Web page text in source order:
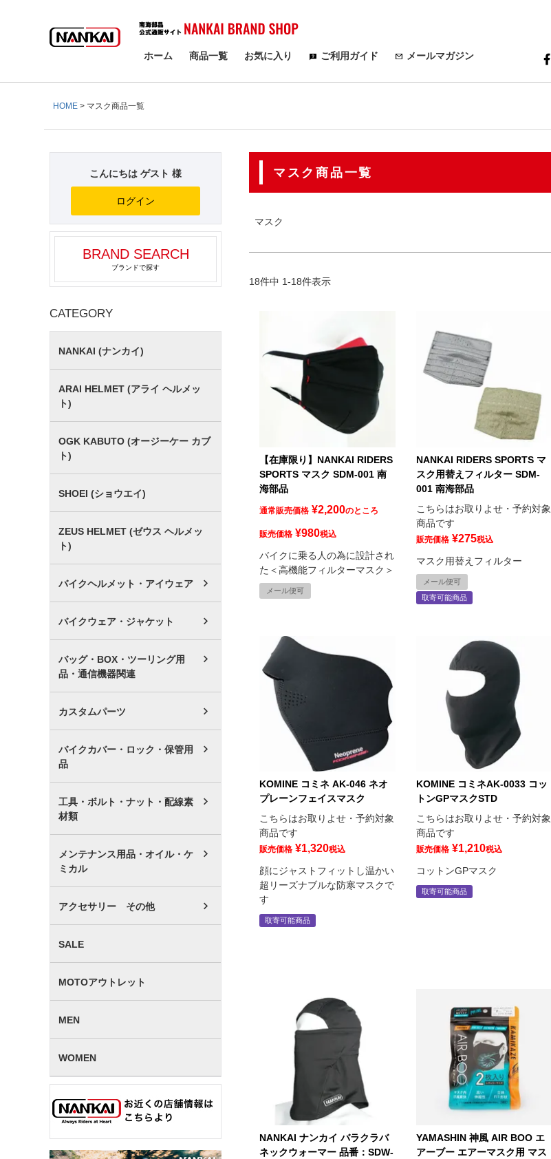
検索
ホーム 商品一覧 お気に入り ご利用ガイド メールマガジン
HOME マスク商品一覧
こんにちは ゲスト 様
ログイン
BRAND SEARCH
ブランドで探す
CATEGORY
NANKAI (ナンカイ)
ARAI HELMET (アライ ヘルメッ
ト)
OGK KABUTO (オージーケー カブ
ト)
SHOEI (ショウエイ)
ZEUS HELMET (ゼウス ヘルメッ
ト)
バイクヘルメット・アイウェア
バイクウェア・ジャケット
バッグ・BOX・ツーリング用
品・通信機器関連
カスタムパーツ
バイクカバー・ロック・保管用
品
工具・ボルト・ナット・配線素
材類
メンテナンス用品・オイル・ケ
ミカル
アクセサリー その他
SALE
MOTOアウトレット
MEN
WOMEN
マスク商品一覧
マスク
商品タグ
オールシーズン
ホワイト
レッド ブルー ブラック グレー
18件中 1-18件表示
【在庫限り】NANKAI RIDERS
SPORTS マスク SDM-001 南
海部品
通常販売価格 ¥2,200のところ
販売価格 ¥980税込
バイクに乗る人の為に設計され
た＜高機能フィルターマスク＞
メール便可
NANKAI RIDERS SPORTS マ
スク用替えフィルター SDM-
001 南海部品
こちらはお取りよせ・予約対象
商品です
販売価格 ¥275税込
マスク用替えフィルター
メール便可
取寄可能商品
KOMINE コミネ AK-046 ネオ
プレーンフェイスマスク
こちらはお取りよせ・予約対象
商品です
販売価格 ¥1,320税込
顔にジャストフィットし温かい
超リーズナブルな防寒マスクで
す
取寄可能商品
KOMINE コミネAK-0033 コッ
トンGPマスクSTD
こちらはお取りよせ・予約対象
商品です
販売価格 ¥1,210税込
コットンGPマスク
取寄可能商品
NANKAI ナンカイ バラクラバ
ネックウォーマー 品番：SDW-
YAMASHIN 神風 AIR BOO エ
アーブー エアーマスク用 マス